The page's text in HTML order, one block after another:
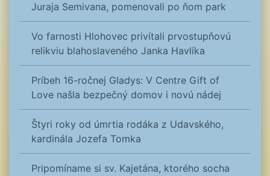
Juraja Semivana, pomenovali po ňom park
Vo farnosti Hlohovec privítali prvostupňovú
relikviu blahoslaveného Janka Havlíka
Príbeh 16-ročnej Gladys: V Centre Gift of
Love našla bezpečný domov i novú nádej
Štyri roky od úmrtia rodáka z Udavského,
kardinála Jozefa Tomka
Pripomíname si sv. Kajetána, ktorého socha